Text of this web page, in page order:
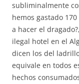
subliminalmente
hemos gastado
a hacer el
ilegal hotel en el
dicen los del
equivale en todos
hechos